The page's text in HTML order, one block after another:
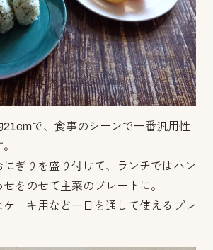
21cmで、食事のシーンで一番汎用性
ぎりを盛り付けて、ランチではハン
をのせて主菜のプレートに。
ケーキ用など一日を通して使えるプレ